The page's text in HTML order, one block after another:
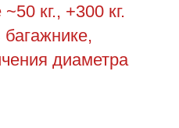
кг., +300 кг.
багажнике,
диаметра